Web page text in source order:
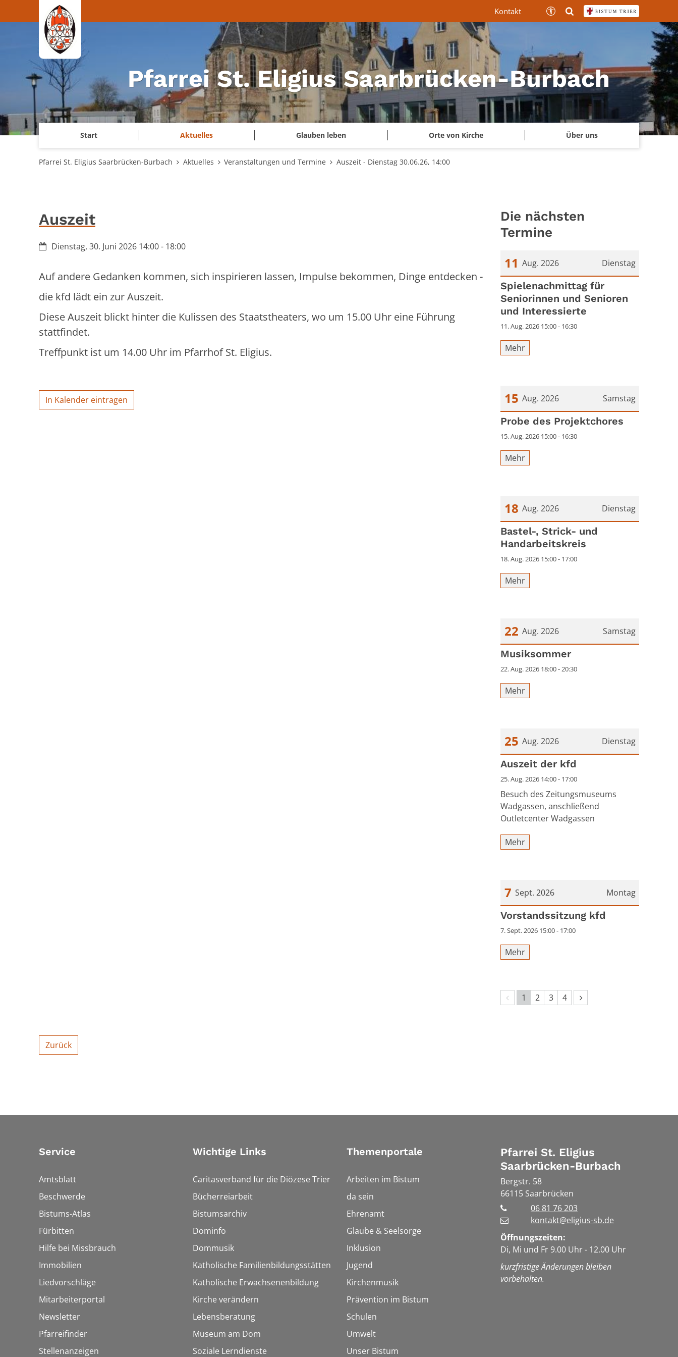
Zum Inhalt springen
Pfarrei St. Eligius Saarbrücken-Burbach
Start Aktuelles Glauben leben Orte von Kirche Über uns
Kontakt
Pfarrei St. Eligius Saarbrücken-Burbach Aktuelles Veranstaltungen und Termine Auszeit - Dienstag 30.06.26, 14:00
Auszeit
Datum:Dienstag, 30. Juni 2026 14:00 - 18:00
Auf andere Gedanken kommen, sich inspirieren lassen, Impulse bekommen, Dinge entdecken -
die kfd lädt ein zur Auszeit.
Diese Auszeit blickt hinter die Kulissen des Staatstheaters, wo um 15.00 Uhr eine Führung
stattfindet.
Treffpunkt ist um 14.00 Uhr im Pfarrhof St. Eligius.
In Kalender eintragen
Die nächsten
Termine
Dienstag
11 Aug. 2026
Datum: 11. August 2026
Spielenachmittag für
Seniorinnen und Senioren
und Interessierte
11. Aug. 2026 15:00 - 16:30
Mehr
Samstag
15 Aug. 2026
Datum: 15. August 2026
Probe des Projektchores
15. Aug. 2026 15:00 - 16:30
Mehr
Dienstag
18 Aug. 2026
Datum: 18. August 2026
Bastel-, Strick- und
Handarbeitskreis
18. Aug. 2026 15:00 - 17:00
Mehr
Samstag
22 Aug. 2026
Datum: 22. August 2026
Musiksommer
22. Aug. 2026 18:00 - 20:30
Mehr
Dienstag
25 Aug. 2026
Datum: 25. August 2026
Auszeit der kfd
25. Aug. 2026 14:00 - 17:00
Besuch des Zeitungsmuseums
Wadgassen, anschließend
Outletcenter Wadgassen
Mehr
Montag
7 Sept. 2026
Datum: 7. September 2026
Vorstandssitzung kfd
7. Sept. 2026 15:00 - 17:00
Mehr
Vorherige Seite
1 2 3 4 Nächste Seite
Zurück
Service
Amtsblatt
Beschwerde
Bistums-Atlas
Fürbitten
Hilfe bei Missbrauch
Immobilien
Liedvorschläge
Mitarbeiterportal
Newsletter
Pfarreifinder
Stellenanzeigen
Wichtige Links
Caritasverband für die Diözese Trier
Bücherreiarbeit
Bistumsarchiv
Dominfo
Dommusik
Katholische Familienbildungsstätten
Katholische Erwachsenenbildung
Kirche verändern
Lebensberatung
Museum am Dom
Soziale Lerndienste
Themenportale
Arbeiten im Bistum
da sein
Ehrenamt
Glaube & Seelsorge
Inklusion
Jugend
Kirchenmusik
Prävention im Bistum
Schulen
Umwelt
Unser Bistum
Pfarrei St. Eligius
Saarbrücken-Burbach
Bergstr. 58
66115 Saarbrücken
06 81 76 203
kontakt@eligius-sb.de
Öffnungszeiten:
Di, Mi und Fr 9.00 Uhr - 12.00 Uhr
kurzfristige Änderungen bleiben
vorbehalten.